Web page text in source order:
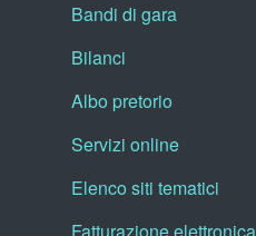
Bandi di gara
Bilanci
Albo pretorio
Servizi online
Elenco siti tematici